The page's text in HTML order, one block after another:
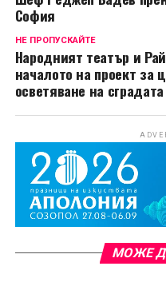
София
НЕ ПРОПУСКАЙТЕ
Народният театър и
началото на проект за
осветяване на сградата
МОЖЕ